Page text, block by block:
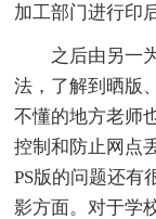
加工部门进行印
之后由另一为
法，了解到晒版
不懂的地方老师
控制和防止网点
PS版的问题还有
影方面。对于学